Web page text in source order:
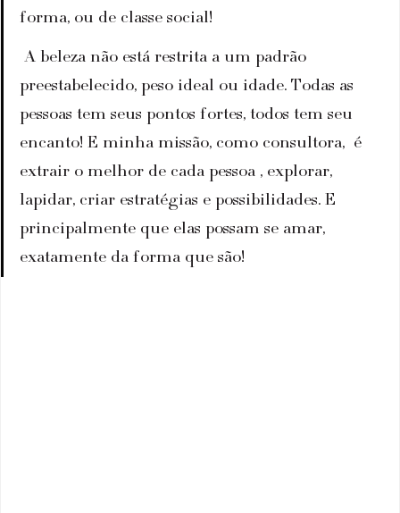
forma, ou de classe social!
preestabelecido, peso ideal ou idade. Todas as
pessoas tem seus pontos fortes, todos tem seu
encanto! E minha missão, como consultora,  é
extrair o melhor de cada pessoa , explorar,
lapidar, criar estratégias e possibilidades. E
principalmente que elas possam se amar,
exatamente da forma que são!